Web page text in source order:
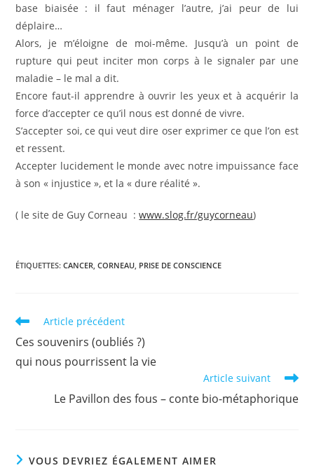
base biaisée : il faut ménager l’autre, j’ai peur de lui
déplaire…
Alors, je m’éloigne de moi-même. Jusqu’à un point de
rupture qui peut inciter mon corps à le signaler par une
maladie – le mal a dit.
Encore faut-il apprendre à ouvrir les yeux et à acquérir la
force d’accepter ce qu’il nous est donné de vivre.
S’accepter soi, ce qui veut dire oser exprimer ce que l’on est
et ressent.
Accepter lucidement le monde avec notre impuissance face
à son « injustice », et la « dure réalité ».
( le site de Guy Corneau :www.slog.fr/guycorneau)
ÉTIQUETTES:CANCER CORNEAU PRISE DE CONSCIENCE
Read
articles
Article précédent
Ces souvenirs (oubliés ?)
qui nous pourrissent la vie
Article suivant
Le Pavillon des fous – conte bio-métaphorique
VOUS DEVRIEZ ÉGALEMENT AIMER